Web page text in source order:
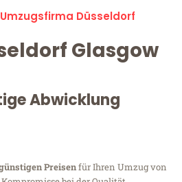
Düsseldorf
Glasgow
Abwicklung
Preisenfür Ihren Umzug von